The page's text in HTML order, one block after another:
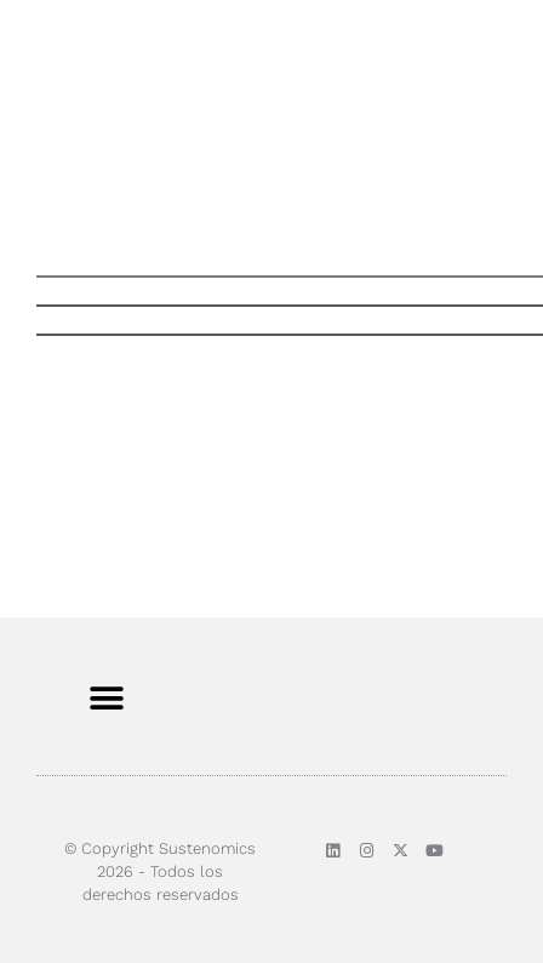
© Copyright Sustenomics
2026 - Todos los
derechos reservados